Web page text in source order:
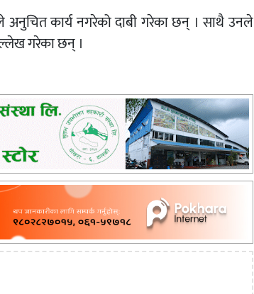
कार्य नगरेको दाबी गरेका छन् । साथै उनले
गरेका छन् ।